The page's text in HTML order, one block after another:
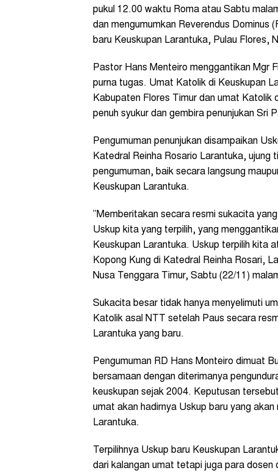
pukul 12.00 waktu Roma atau Sabtu
dan mengumumkan Reverendus Dominus
baru Keuskupan Larantuka, Pulau Flores,
Pastor Hans Menteiro menggantikan Mgr
purna tugas. Umat Katolik di Keuskupan
Kabupaten Flores Timur dan umat
penuh syukur dan gembira penunjukan Sri
Pengumuman penunjukan disampaikan
Katedral Reinha Rosario Larantuka, ujung
pengumuman, baik secara langsung
Keuskupan Larantuka.
”Memberitakan secara resmi sukacita
Uskup kita yang terpilih, yang
Keuskupan Larantuka. Uskup terpilih kita
Kopong Kung di Katedral Reinha Rosari,
Nusa Tenggara Timur, Sabtu (22/11)
Sukacita besar tidak hanya menyelimuti
Katolik asal NTT setelah Paus secara
Larantuka yang baru.
Pengumuman RD Hans Monteiro dimuat
bersamaan dengan diterimanya
keuskupan sejak 2004. Keputusan
umat akan hadirnya Uskup baru yang
Larantuka.
Terpilihnya Uskup baru Keuskupan
dari kalangan umat tetapi juga para